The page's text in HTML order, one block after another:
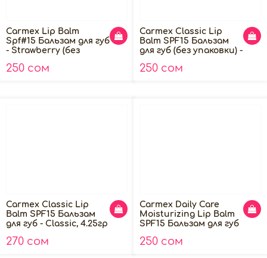
Carmex Lip Balm
Spf#15 Бальзам для губ
- Strawberry (без
250 сом
Carmex Classic Lip
Balm SPF15 Бальзам
для губ (без упаковки) -
250 сом
Carmex Classic Lip
Balm SPF15 Бальзам
для губ - Classic, 4.25гр
270 сом
Carmex Daily Care
Moisturizing Lip Balm
SPF15 Бальзам для губ
250 сом